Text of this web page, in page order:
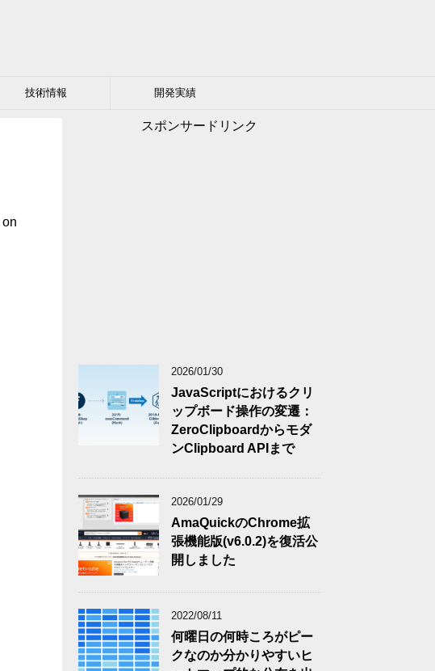
技術情報 開発実績
on
スポンサードリンク
2026/01/30
JavaScriptにおけるクリ
ップボード操作の変遷：
ZeroClipboardからモダ
ンClipboard APIまで
2026/01/29
AmaQuickのChrome拡
張機能版(v6.0.2)を復活公
開しました
2022/08/11
何曜日の何時ころがピー
クなのか分かりやすいヒ